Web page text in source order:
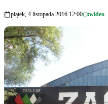
piątek, 4 listopada 2016 12:00 wideo